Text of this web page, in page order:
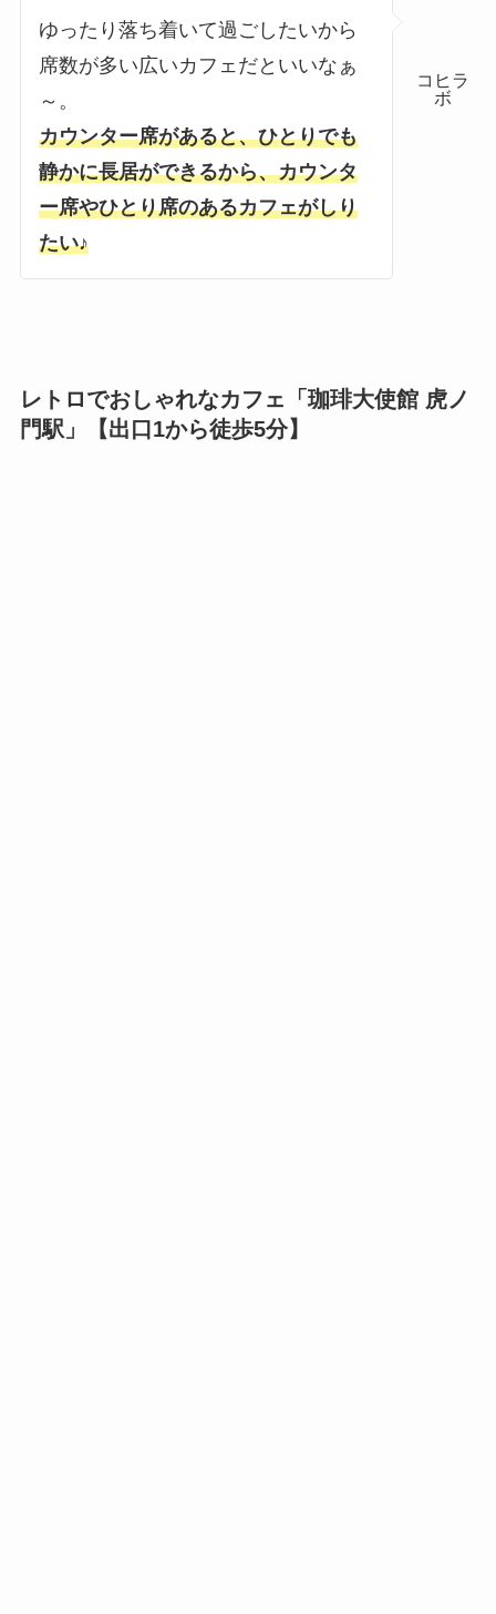
コヒラ
ボ
ゆったり落ち着いて過ごしたいから
席数が多い広いカフェだといいなぁ
～。
カウンター席があると、ひとりでも
静かに長居ができるから、カウンタ
ー席やひとり席のあるカフェがしり
たい♪
レトロでおしゃれなカフェ「珈琲大使館 虎ノ
門駅」【出口1から徒歩5分】